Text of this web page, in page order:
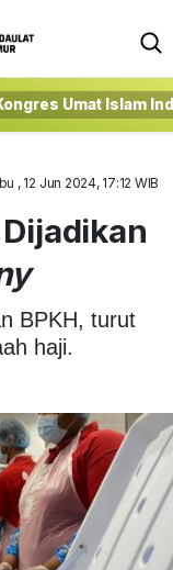
Umat Islam
, 12 Jun 2024, 17:12 WIB
BPKH, turut
haji.